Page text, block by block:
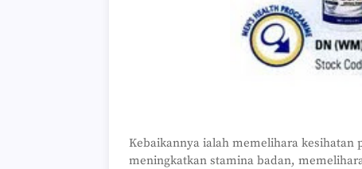
Kebaikannya ialah memelihara kesihatan
meningkatkan stamina badan,